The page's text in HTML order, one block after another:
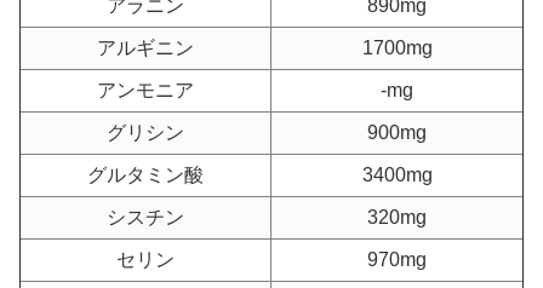
アラニン 890mg
アルギニン 1700mg
アンモニア -mg
グリシン 900mg
グルタミン酸 3400mg
シスチン 320mg
セリン 970mg